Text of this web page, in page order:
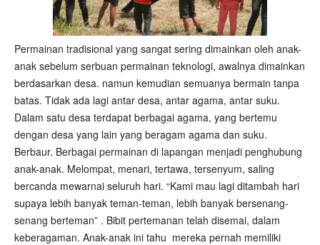
Permainan tradisional yang sangat sering dimainkan oleh anak-
anak sebelum serbuan permainan teknologi, awalnya dimainkan
berdasarkan desa. namun kemudian semuanya bermain tanpa
batas. Tidak ada lagi antar desa, antar agama, antar suku.
Dalam satu desa terdapat berbagai agama, yang bertemu
dengan desa yang lain yang beragam agama dan suku.
Berbaur. Berbagai permainan di lapangan menjadi penghubung
anak-anak. Melompat, menari, tertawa, tersenyum, saling
bercanda mewarnai seluruh hari. “Kami mau lagi ditambah hari
supaya lebih banyak teman-teman, lebih banyak bersenang-
senang berteman” . Bibit pertemanan telah disemai, dalam
keberagaman. Anak-anak ini tahu mereka pernah memiliki